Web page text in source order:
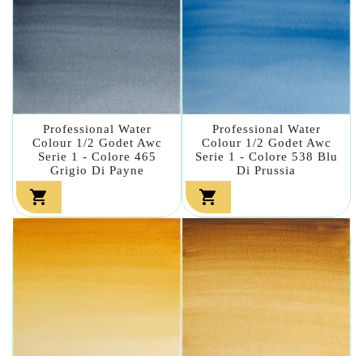
Professional Water
Colour 1/2 Godet Awc
Serie 1 - Colore 465
Grigio Di Payne

Professional Water
Colour 1/2 Godet Awc
Serie 1 - Colore 538 Blu
Di Prussia
